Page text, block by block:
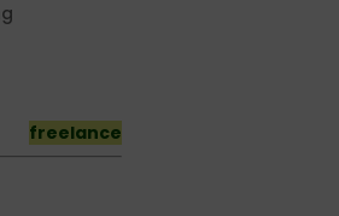
freelance